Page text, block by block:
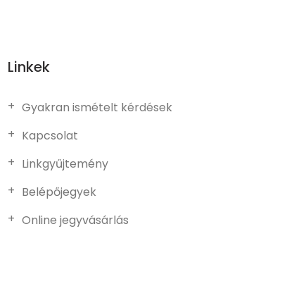
Linkek
Gyakran ismételt kérdések
Kapcsolat
Linkgyűjtemény
Belépőjegyek
Online jegyvásárlás